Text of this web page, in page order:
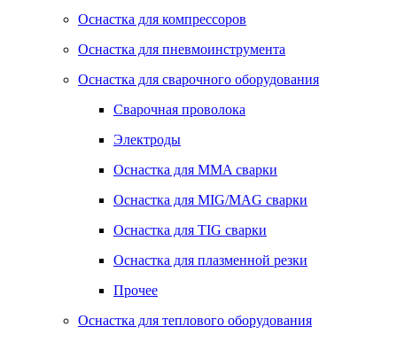
Оснастка для компрессоров
Оснастка для пневмоинструмента
Оснастка для сварочного оборудования
Сварочная проволока
Электроды
Оснастка для MMA сварки
Оснастка для MIG/MAG сварки
Оснастка для TIG сварки
Оснастка для плазменной резки
Прочее
Оснастка для теплового оборудования